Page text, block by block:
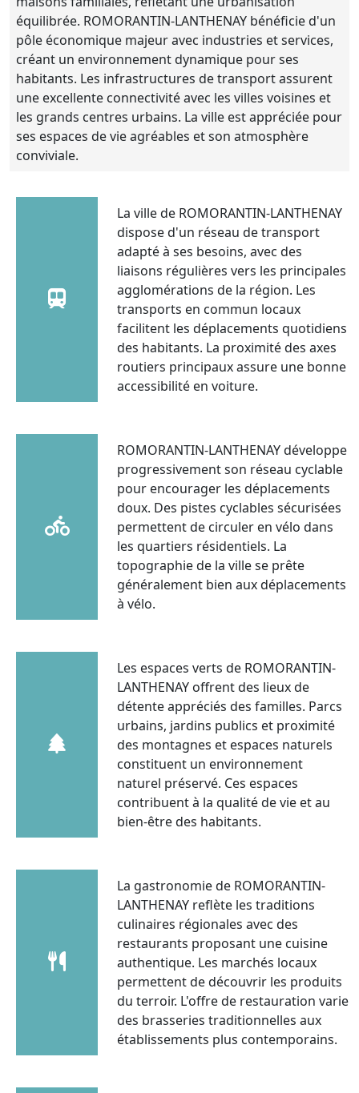
équilibrée. ROMORANTIN-LANTHENAY bénéficie d'un
pôle économique majeur avec industries et services,
créant un environnement dynamique pour ses
habitants. Les infrastructures de transport assurent
une excellente connectivité avec les villes voisines et
les grands centres urbains. La ville est appréciée pour
ses espaces de vie agréables et son atmosphère
conviviale.
La ville de ROMORANTIN-LANTHENAY
dispose d'un réseau de transport
adapté à ses besoins, avec des
liaisons régulières vers les principales
agglomérations de la région. Les
transports en commun locaux
facilitent les déplacements quotidiens
des habitants. La proximité des axes
routiers principaux assure une bonne
accessibilité en voiture.
ROMORANTIN-LANTHENAY développe
progressivement son réseau cyclable
pour encourager les déplacements
doux. Des pistes cyclables sécurisées
permettent de circuler en vélo dans
les quartiers résidentiels. La
topographie de la ville se prête
généralement bien aux déplacements
à vélo.
Les espaces verts de ROMORANTIN-
LANTHENAY offrent des lieux de
détente appréciés des familles. Parcs
urbains, jardins publics et proximité
des montagnes et espaces naturels
constituent un environnement
naturel préservé. Ces espaces
contribuent à la qualité de vie et au
bien-être des habitants.
La gastronomie de ROMORANTIN-
LANTHENAY reflète les traditions
culinaires régionales avec des
restaurants proposant une cuisine
authentique. Les marchés locaux
permettent de découvrir les produits
du terroir. L'offre de restauration varie
des brasseries traditionnelles aux
établissements plus contemporains.